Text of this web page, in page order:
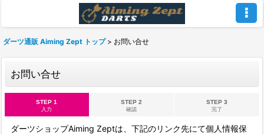
ダーツ通販 Aiming Zept トップ > お問い合せ
お問い合せ
STEP 1
入力
STEP 2
確認
STEP 3
完了
ダーツショップAiming Zeptは、下記のリンク先にて個人情報保